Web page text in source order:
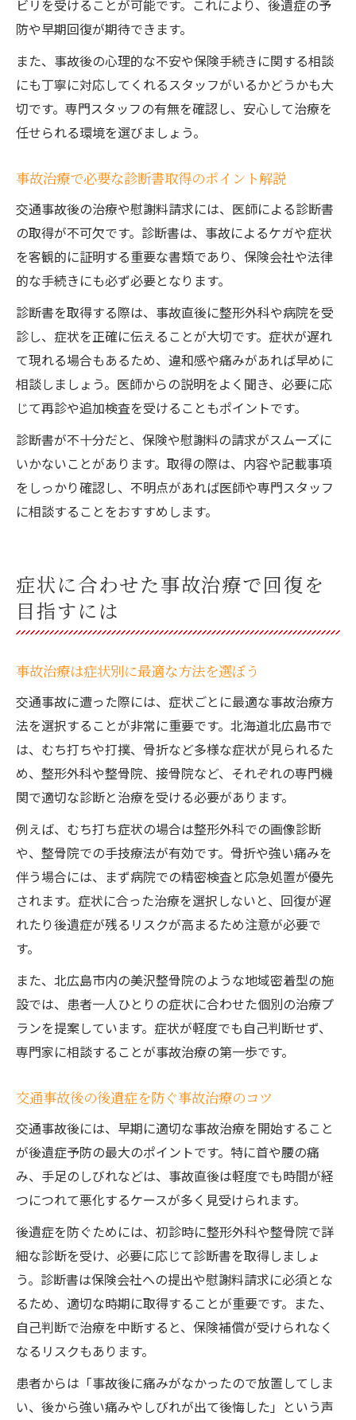
ビリを受けることが可能です。これにより、後遺症の予
防や早期回復が期待できます。
また、事故後の心理的な不安や保険手続きに関する相談
にも丁寧に対応してくれるスタッフがいるかどうかも大
切です。専門スタッフの有無を確認し、安心して治療を
任せられる環境を選びましょう。
事故治療で必要な診断書取得のポイント解説
交通事故後の治療や慰謝料請求には、医師による診断書
の取得が不可欠です。診断書は、事故によるケガや症状
を客観的に証明する重要な書類であり、保険会社や法律
的な手続きにも必ず必要となります。
診断書を取得する際は、事故直後に整形外科や病院を受
診し、症状を正確に伝えることが大切です。症状が遅れ
て現れる場合もあるため、違和感や痛みがあれば早めに
相談しましょう。医師からの説明をよく聞き、必要に応
じて再診や追加検査を受けることもポイントです。
診断書が不十分だと、保険や慰謝料の請求がスムーズに
いかないことがあります。取得の際は、内容や記載事項
をしっかり確認し、不明点があれば医師や専門スタッフ
に相談することをおすすめします。
症状に合わせた事故治療で回復を
目指すには
事故治療は症状別に最適な方法を選ぼう
交通事故に遭った際には、症状ごとに最適な事故治療方
法を選択することが非常に重要です。北海道北広島市で
は、むち打ちや打撲、骨折など多様な症状が見られるた
め、整形外科や整骨院、接骨院など、それぞれの専門機
関で適切な診断と治療を受ける必要があります。
例えば、むち打ち症状の場合は整形外科での画像診断
や、整骨院での手技療法が有効です。骨折や強い痛みを
伴う場合には、まず病院での精密検査と応急処置が優先
されます。症状に合った治療を選択しないと、回復が遅
れたり後遺症が残るリスクが高まるため注意が必要で
す。
また、北広島市内の美沢整骨院のような地域密着型の施
設では、患者一人ひとりの症状に合わせた個別の治療プ
ランを提案しています。症状が軽度でも自己判断せず、
専門家に相談することが事故治療の第一歩です。
交通事故後の後遺症を防ぐ事故治療のコツ
交通事故後には、早期に適切な事故治療を開始すること
が後遺症予防の最大のポイントです。特に首や腰の痛
み、手足のしびれなどは、事故直後は軽度でも時間が経
つにつれて悪化するケースが多く見受けられます。
後遺症を防ぐためには、初診時に整形外科や整骨院で詳
細な診断を受け、必要に応じて診断書を取得しましょ
う。診断書は保険会社への提出や慰謝料請求に必須とな
るため、適切な時期に取得することが重要です。また、
自己判断で治療を中断すると、保険補償が受けられなく
なるリスクもあります。
患者からは「事故後に痛みがなかったので放置してしま
い、後から強い痛みやしびれが出て後悔した」という声